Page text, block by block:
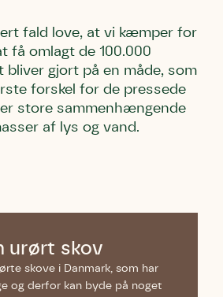
fald love, at vi kæmper for
få omlagt de 100.000
bliver gjort på en måde, som
forskel for de pressede
store sammenhængende
af lys og vand.
urørt skov
skove i Danmark, som har
og derfor kan byde på noget